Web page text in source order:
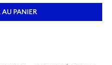
PANIER